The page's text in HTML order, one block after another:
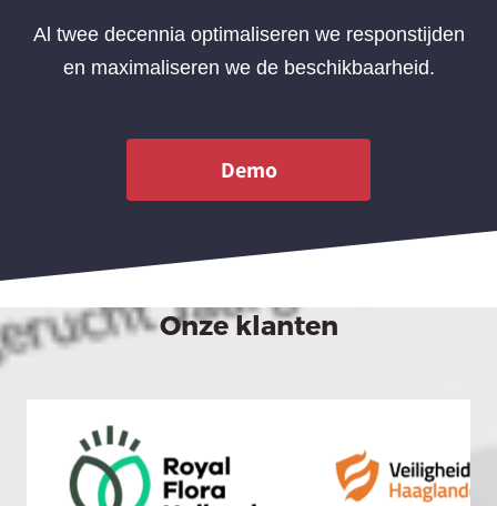
Al twee decennia optimaliseren we responstijden
en maximaliseren we de beschikbaarheid.
Demo
Onze klanten